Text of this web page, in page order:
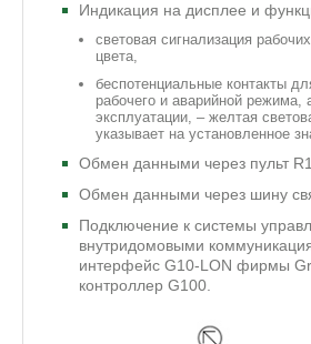
Индикация на дисплее и
световая сигнализация
цвета,
беспотенциальные контакты
рабочего и аварийной режима,
эксплуатации, – желтая
указывает на установленное
Обмен данными через пульт
Обмен данными через шину
Подключение к системы
внутридомовыми
интерфейс G10-LON фирмы
контроллер G100.